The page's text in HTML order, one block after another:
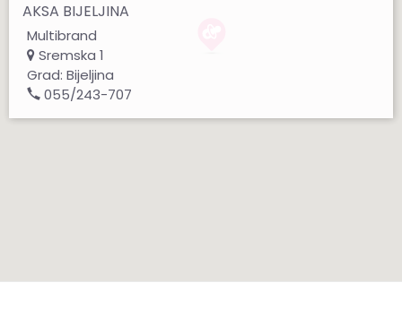
AKSA BIJELJINA
Multibrand
Sremska 1
Grad: Bijeljina
055/243-707